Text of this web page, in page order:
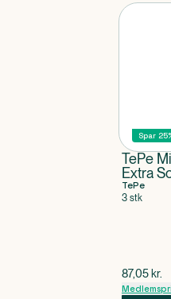
Spar
TePe
Extra
TePe
3 stk
$gammel
87,05 kr.